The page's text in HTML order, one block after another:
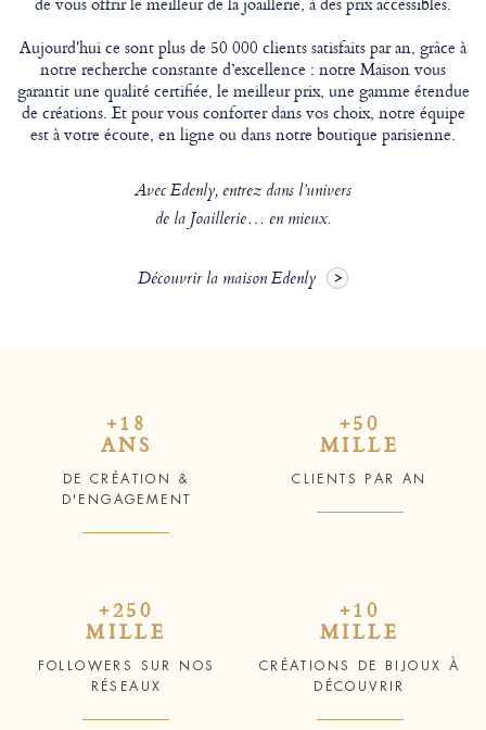
Aujourd'hui ce sont plus de 50 000 clients satisfaits par an, grâce à
notre recherche constante d’excellence : notre Maison vous
garantit une qualité certifiée, le meilleur prix, une gamme étendue
de créations. Et pour vous conforter dans vos choix, notre équipe
est à votre écoute, en ligne ou dans notre boutique parisienne.
Avec Edenly, entrez dans l’univers
de la Joaillerie… en mieux.
Découvrir la maison Edenly
+18
ANS
DE CRÉATION &
D'ENGAGEMENT
+50
MILLE
CLIENTS PAR AN
+250
MILLE
FOLLOWERS SUR NOS
RÉSEAUX
+10
MILLE
CRÉATIONS DE BIJOUX À
DÉCOUVRIR